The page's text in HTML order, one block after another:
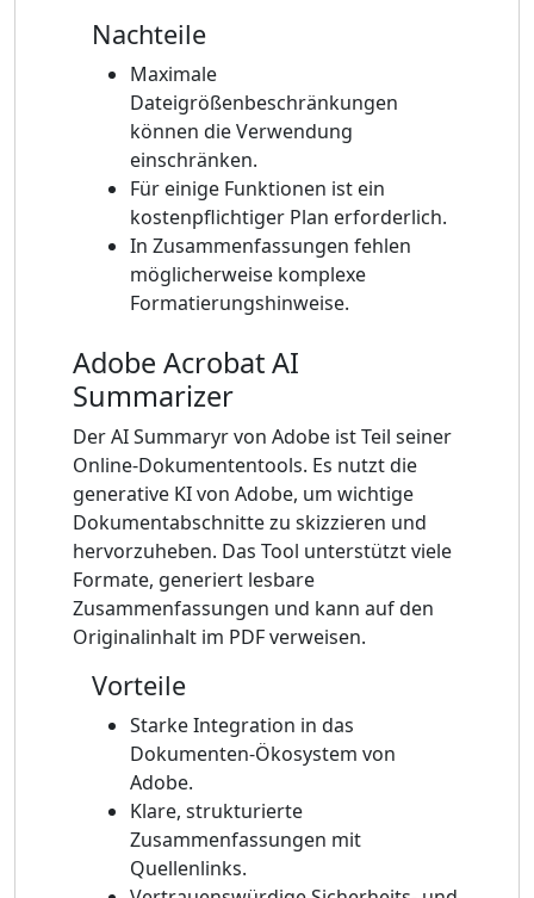
Nachteile
Maximale
Dateigrößenbeschränkungen
können die Verwendung
einschränken.
Für einige Funktionen ist ein
kostenpflichtiger Plan erforderlich.
In Zusammenfassungen fehlen
möglicherweise komplexe
Formatierungshinweise.
Adobe Acrobat AI
Summarizer
Der AI Summaryr von Adobe ist Teil seiner
Online-Dokumententools. Es nutzt die
generative KI von Adobe, um wichtige
Dokumentabschnitte zu skizzieren und
hervorzuheben. Das Tool unterstützt viele
Formate, generiert lesbare
Zusammenfassungen und kann auf den
Originalinhalt im PDF verweisen.
Vorteile
Starke Integration in das
Dokumenten-Ökosystem von
Adobe.
Klare, strukturierte
Zusammenfassungen mit
Quellenlinks.